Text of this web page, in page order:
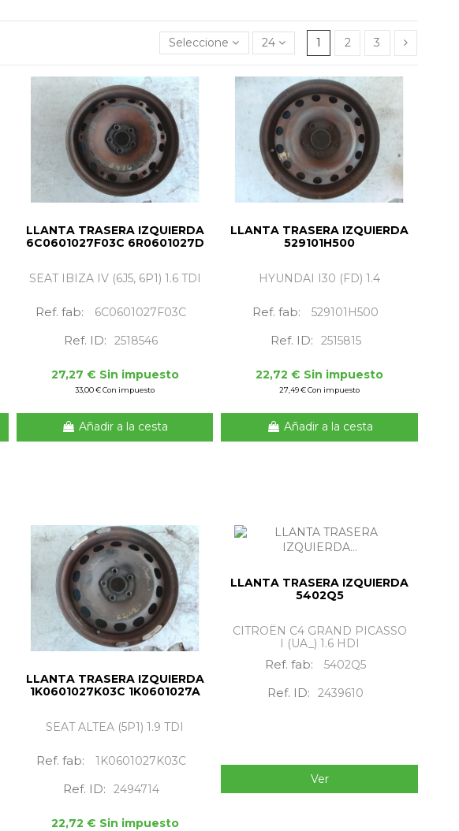
Seleccione 24 1 2 3
LLANTA TRASERA IZQUIERDA
6C0601027F03C 6R0601027D
SEAT IBIZA IV (6J5, 6P1) 1.6 TDI
Ref. fab: 6C0601027F03C
Ref. ID: 2518546
27,27 € Sin impuesto
33,00 € Con impuesto
Añadir a la cesta
LLANTA TRASERA IZQUIERDA
529101H500
HYUNDAI I30 (FD) 1.4
Ref. fab: 529101H500
Ref. ID: 2515815
22,72 € Sin impuesto
27,49 € Con impuesto
Añadir a la cesta
LLANTA TRASERA IZQUIERDA
1K0601027K03C 1K0601027A
SEAT ALTEA (5P1) 1.9 TDI
Ref. fab: 1K0601027K03C
Ref. ID: 2494714
22,72 € Sin impuesto
LLANTA TRASERA IZQUIERDA
5402Q5
CITROËN C4 GRAND PICASSO
I (UA_) 1.6 HDI
Ref. fab: 5402Q5
Ref. ID: 2439610
Ver